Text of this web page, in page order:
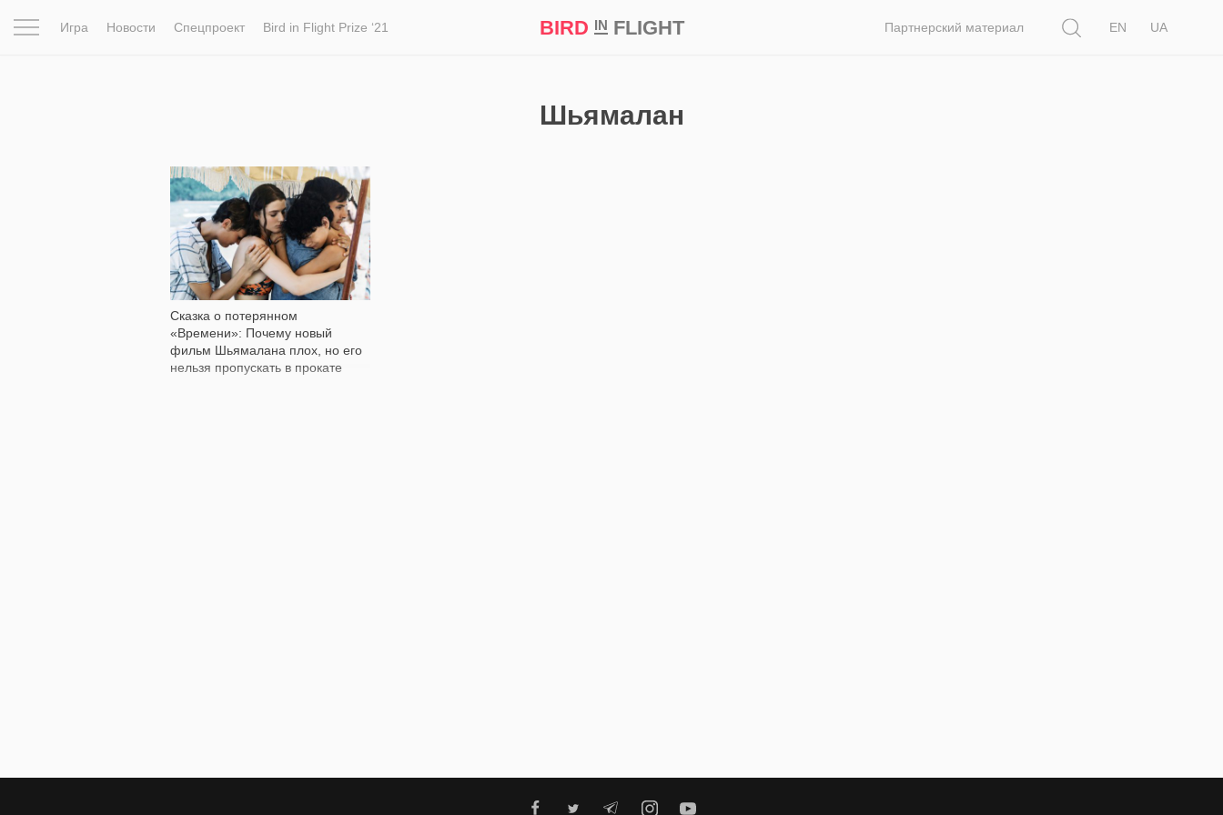
Игра Новости Спецпроект Bird in Flight Prize ‘21 BIRD INFLIGHT Партнерский материал
EN
UA
Шьямалан
Сказка о потерянном
«Времени»: Почему новый
фильм Шьямалана плох, но его
нельзя пропускать в прокате
12 030